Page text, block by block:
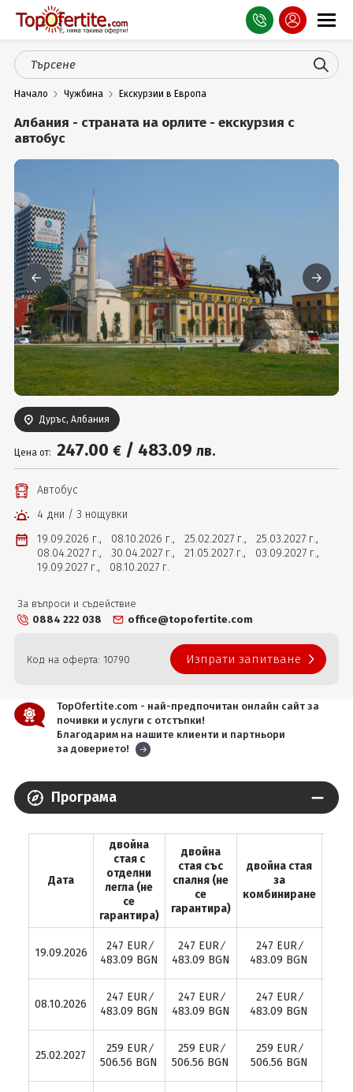
Оферти
СПА
Планина
Чужбина
Празници
Турция
Гърция
Услуги
Вход
Начало Чужбина Екскурзии в Европа
Албания - страната на орлите - екскурзия с
автобус
Дуръс, Албания
Цена от: 247.00 € / 483.09 лв.
Автобус
4 дни / 3 нощувки
19.09.2026 г., 08.10.2026 г., 25.02.2027 г., 25.03.2027 г.,
08.04.2027 г., 30.04.2027 г., 21.05.2027 г., 03.09.2027 г.,
19.09.2027 г., 08.10.2027 г.
За въпроси и съдействие
0884 222 038
office@topofertite.com
Код на оферта: 10790 Изпрати запитване
TopOfertite.com - най-предпочитан онлайн сайт за
почивки и услуги с отстъпки!
Благодарим на нашите клиенти и партньори
за доверието!
Програма
Дата
двойна
стая с
отделни
легла (не
се
гарантира)
двойна
стая със
спалня (не
се
гарантира)
двойна стая
за
комбиниране
19.09.2026
247 EUR ∕
483.09 BGN
247 EUR ∕
483.09 BGN
247 EUR ∕
483.09 BGN
08.10.2026
247 EUR ∕
483.09 BGN
247 EUR ∕
483.09 BGN
247 EUR ∕
483.09 BGN
25.02.2027
259 EUR ∕
506.56 BGN
259 EUR ∕
506.56 BGN
259 EUR ∕
506.56 BGN